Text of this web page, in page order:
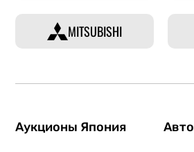
MITSUBISHI
Аукционы Япония